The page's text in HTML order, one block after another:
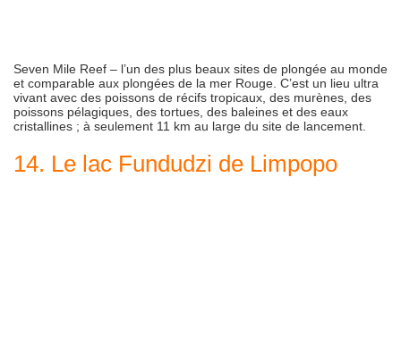
Seven Mile Reef – l’un des plus beaux sites de plongée au monde
et comparable aux plongées de la mer Rouge. C’est un lieu ultra
vivant avec des poissons de récifs tropicaux, des murènes, des
poissons pélagiques, des tortues, des baleines et des eaux
cristallines ; à seulement 11 km au large du site de lancement.
14. Le lac Fundudzi de Limpopo